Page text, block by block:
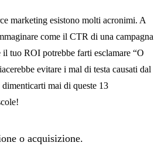
marketing esistono molti acronimi. A
come il CTR di una campagna
il tuo ROI potrebbe farti esclamare “O
evitare i mal di testa causati dal
mai di queste 13
o acquisizione.